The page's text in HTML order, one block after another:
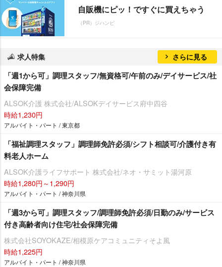
自販機にピッ！ですぐに買えちゃう
（PR）ジハンピ
求人特集 さらに見る
「週1から可」調理スタッフ/無資格可/午前のみ/デイサービス/社
会保障完備
ALSOK介護 株式会社/ALSOKデイサービス府中四谷
時給1,230円
アルバイト・パート / 東京都
「福祉調理スタッフ」調理師免許必須/シフト相談可/介護付き有
料老人ホーム
ALSOK介護ライフサポート 株式会社/ネオ・サミット湯河原
時給1,280円～1,290円
アルバイト・パート / 神奈川県
「週3から可」調理スタッフ/調理師免許必須/日勤のみ/サービス
付き高齢者向け住宅/社会保障完備
株式会社SOYOKAZE/相模原ケアコミュニティそよ風
時給1,225円
アルバイト・パート / 神奈川県